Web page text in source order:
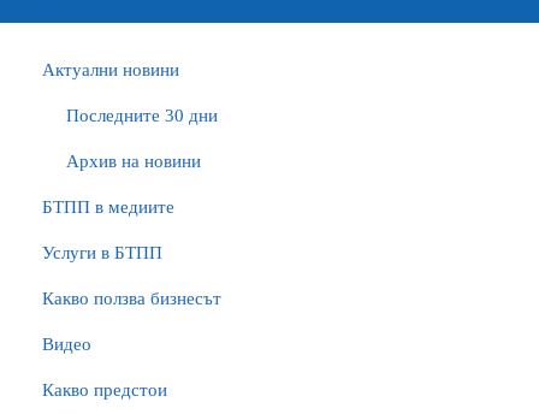
Актуални новини
Последните 30 дни
Архив на новини
БTПП в медиите
Услуги в БТПП
Какво ползва бизнесът
Видео
Какво предстои